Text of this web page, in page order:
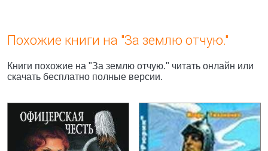
Похожие книги на "За землю отчую."
Книги похожие на "За землю отчую." читать онлайн или
скачать бесплатно полные версии.